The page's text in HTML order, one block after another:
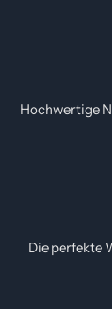
Hochwertige
Die perfekte